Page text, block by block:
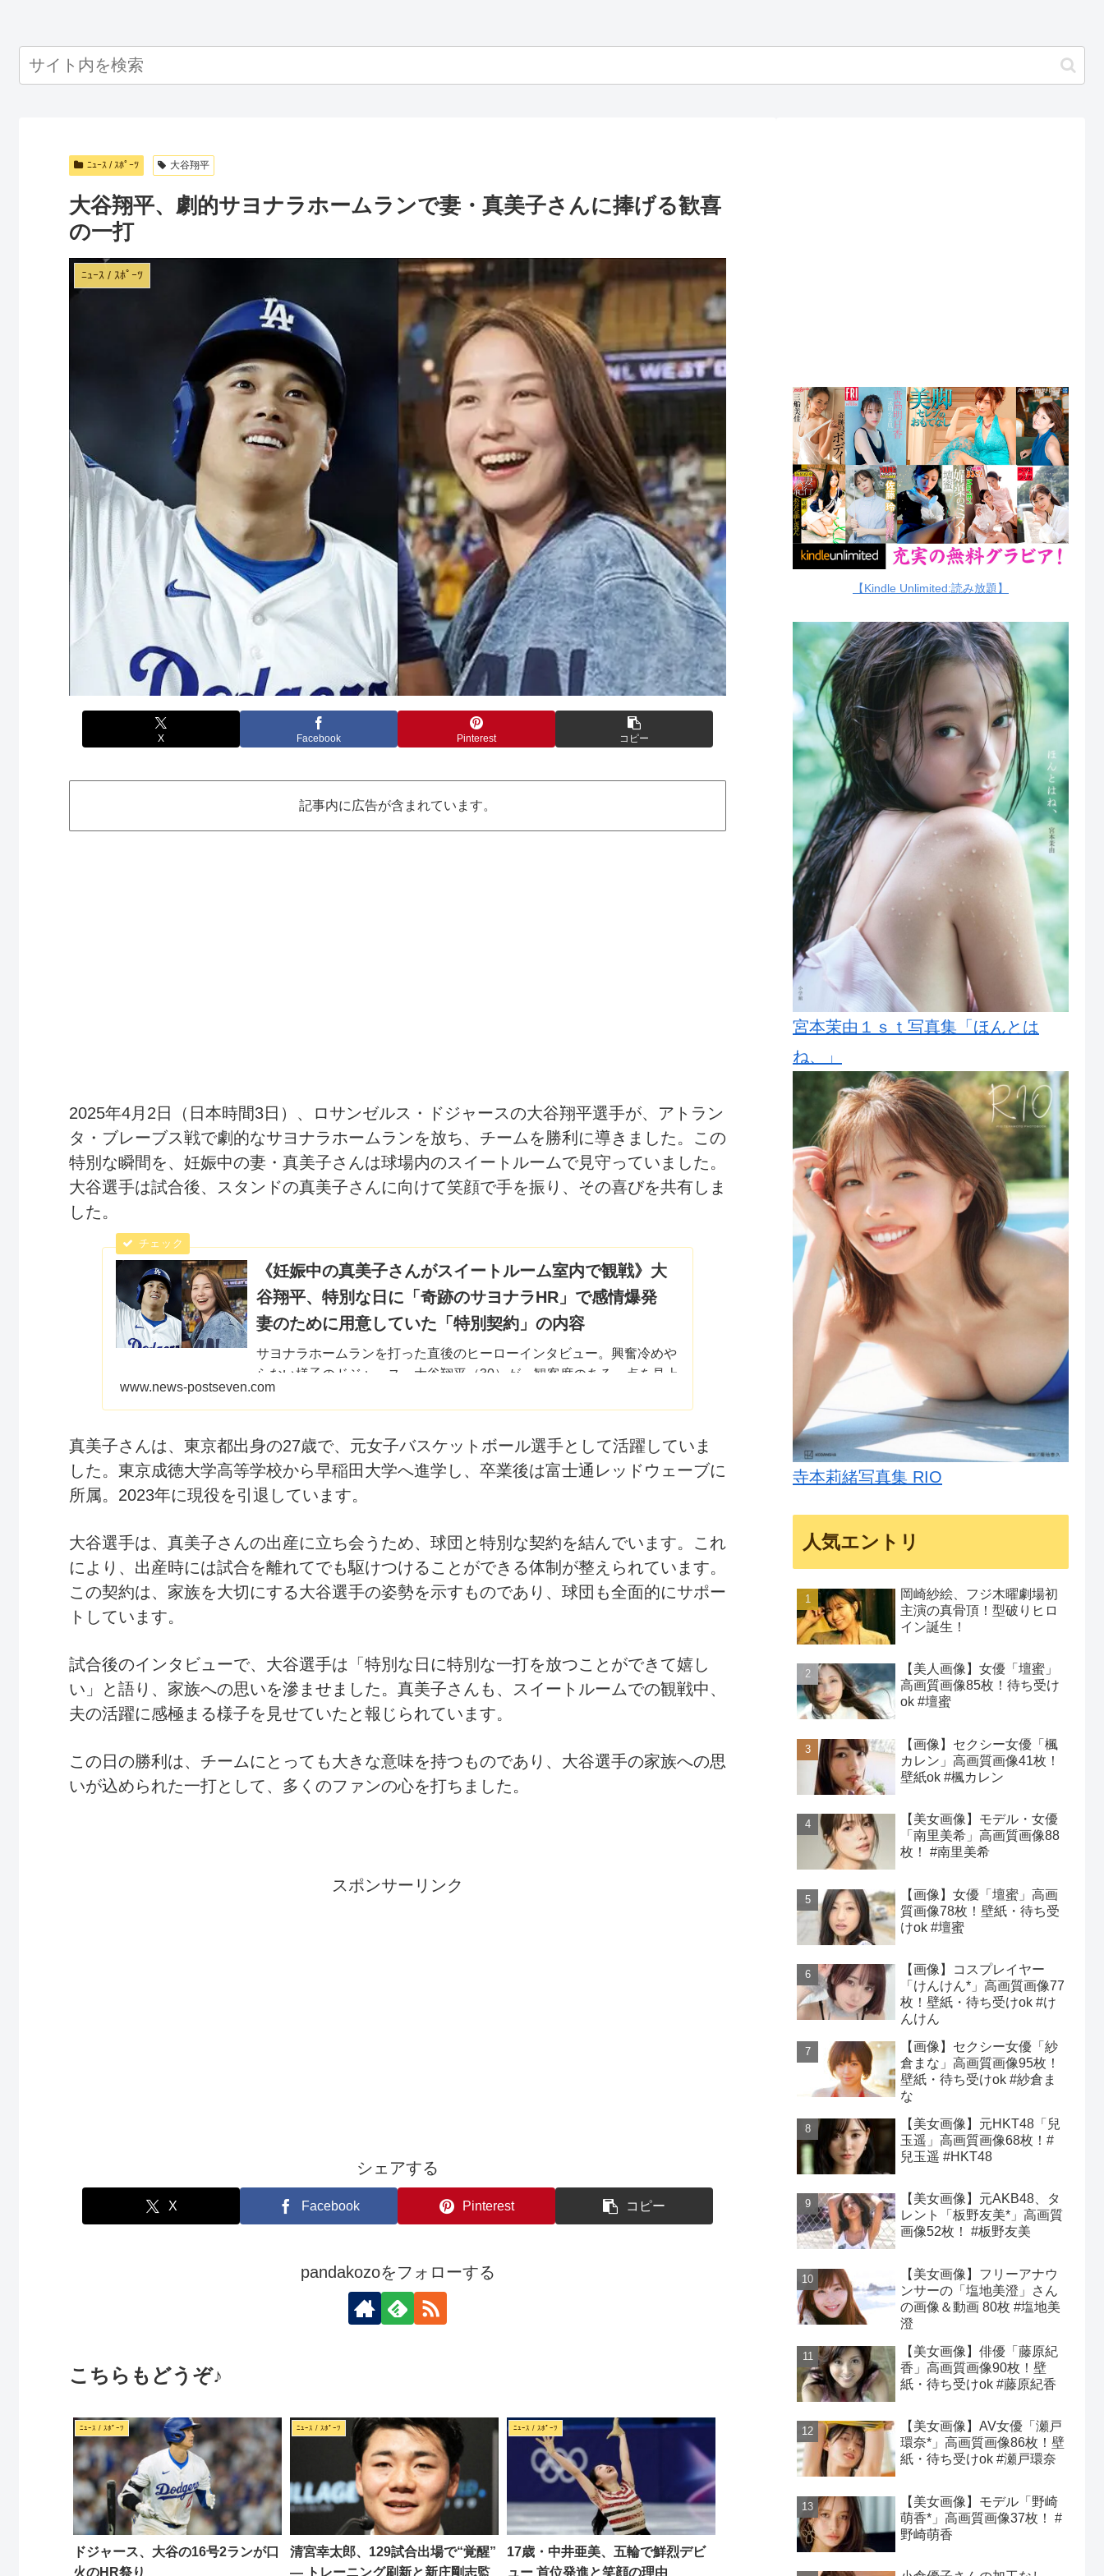
ﾆｭｰｽ / ｽﾎﾟｰﾂ 大谷翔平
大谷翔平、劇的サヨナラホームランで妻・真美子さんに捧げる歓喜
の一打
ﾆｭｰｽ / ｽﾎﾟｰﾂ
X Facebook Pinterest コピー
記事内に広告が含まれています。
2025年4月2日（日本時間3日）、ロサンゼルス・ドジャースの大谷翔平選手が、アトラン
タ・ブレーブス戦で劇的なサヨナラホームランを放ち、チームを勝利に導きました。この
特別な瞬間を、妊娠中の妻・真美子さんは球場内のスイートルームで見守っていました。
大谷選手は試合後、スタンドの真美子さんに向けて笑顔で手を振り、その喜びを共有しま
した。
《妊娠中の真美子さんがスイートルーム室内で観戦》大
谷翔平、特別な日に「奇跡のサヨナラHR」で感情爆発
妻のために用意していた「特別契約」の内容
サヨナラホームランを打った直後のヒーローインタビュー。興奮冷めや
らない様子のドジャース・大谷翔平（30）が、観客席のある一点を見上
げ、笑顔で手を振る。視線の…
www.news-postseven.com
真美子さんは、東京都出身の27歳で、元女子バスケットボール選手として活躍していま
した。東京成徳大学高等学校から早稲田大学へ進学し、卒業後は富士通レッドウェーブに
所属。2023年に現役を引退しています。
大谷選手は、真美子さんの出産に立ち会うため、球団と特別な契約を結んでいます。これ
により、出産時には試合を離れてでも駆けつけることができる体制が整えられています。
この契約は、家族を大切にする大谷選手の姿勢を示すものであり、球団も全面的にサポー
トしています。
試合後のインタビューで、大谷選手は「特別な日に特別な一打を放つことができて嬉し
い」と語り、家族への思いを滲ませました。真美子さんも、スイートルームでの観戦中、
夫の活躍に感極まる様子を見せていたと報じられています。
この日の勝利は、チームにとっても大きな意味を持つものであり、大谷選手の家族への思
いが込められた一打として、多くのファンの心を打ちました。
スポンサーリンク
シェアする
X Facebook Pinterest コピー
pandakozoをフォローする
こちらもどうぞ♪
ﾆｭｰｽ / ｽﾎﾟｰﾂ
ドジャース、大谷の16号2ランが口
火のHR祭り
ﾆｭｰｽ / ｽﾎﾟｰﾂ
清宮幸太郎、129試合出場で“覚醒”
— トレーニング刷新と新庄剛志監
ﾆｭｰｽ / ｽﾎﾟｰﾂ
17歳・中井亜美、五輪で鮮烈デビ
ュー 首位発進と笑顔の理由
【Kindle Unlimited:読み放題】
宮本茉由１ｓｔ写真集「ほんとは
ね、」
寺本莉緒写真集 RIO
人気エントリ
岡崎紗絵、フジ木曜劇場初
主演の真骨頂！型破りヒロ
イン誕生！
【美人画像】女優「壇蜜」
高画質画像85枚！待ち受け
ok #壇蜜
【画像】セクシー女優「楓
カレン」高画質画像41枚！
壁紙ok #楓カレン
【美女画像】モデル・女優
「南里美希」高画質画像88
枚！ #南里美希
【画像】女優「壇蜜」高画
質画像78枚！壁紙・待ち受
けok #壇蜜
【画像】コスプレイヤー
「けんけん*」高画質画像77
枚！壁紙・待ち受けok #け
んけん
【画像】セクシー女優「紗
倉まな」高画質画像95枚！
壁紙・待ち受けok #紗倉ま
な
【美女画像】元HKT48「兒
玉遥」高画質画像68枚！#
兒玉遥 #HKT48
【美女画像】元AKB48、タ
レント「板野友美*」高画質
画像52枚！ #板野友美
【美女画像】フリーアナウ
ンサーの「塩地美澄」さん
の画像＆動画 80枚 #塩地美
澄
【美女画像】俳優「藤原紀
香」高画質画像90枚！壁
紙・待ち受けok #藤原紀香
【美女画像】AV女優「瀬戸
環奈*」高画質画像86枚！壁
紙・待ち受けok #瀬戸環奈
【美女画像】モデル「野崎
萌香*」高画質画像37枚！ #
野崎萌香